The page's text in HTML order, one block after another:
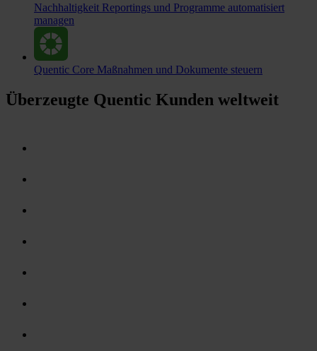
Nachhaltigkeit Reportings und Programme automatisiert
managen
Quentic Core Maßnahmen und Dokumente steuern
Überzeugte Quentic Kunden weltweit